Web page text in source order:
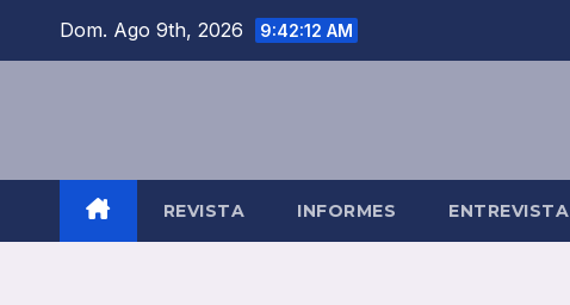
Dom. Ago 9th, 2026 9:42:12 AM
REVISTA INFORMES ENTREVISTA